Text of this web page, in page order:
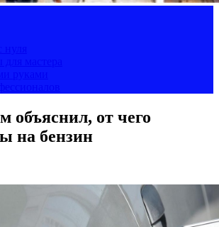
объяснил, от чего
на бензин